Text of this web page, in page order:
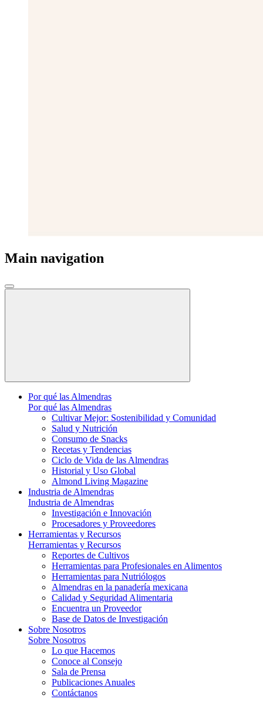
Main navigation
Por qué las Almendras
Por qué las Almendras
Cultivar Mejor: Sostenibilidad y Comunidad
Salud y Nutrición
Consumo de Snacks
Recetas y Tendencias
Ciclo de Vida de las Almendras
Historial y Uso Global
Almond Living Magazine
Industria de Almendras
Industria de Almendras
Investigación e Innovación
Procesadores y Proveedores
Herramientas y Recursos
Herramientas y Recursos
Reportes de Cultivos
Herramientas para Profesionales en Alimentos
Herramientas para Nutriólogos
Almendras en la panadería mexicana
Calidad y Seguridad Alimentaria
Encuentra un Proveedor
Base de Datos de Investigación
Sobre Nosotros
Sobre Nosotros
Lo que Hacemos
Conoce al Consejo
Sala de Prensa
Publicaciones Anuales
Contáctanos